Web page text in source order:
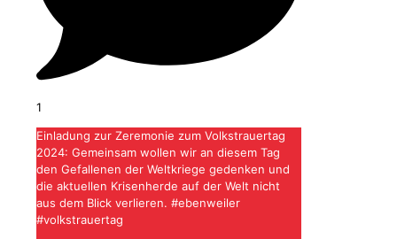
1
Einladung zur Zeremonie zum Volkstrauertag
2024: Gemeinsam wollen wir an diesem Tag
den Gefallenen der Weltkriege gedenken und
die aktuellen Krisenherde auf der Welt nicht
aus dem Blick verlieren. #ebenweiler
#volkstrauertag